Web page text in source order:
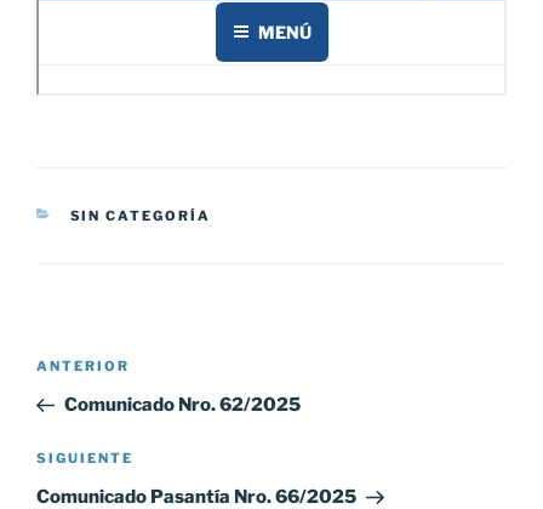
CATEGORÍAS
SIN CATEGORÍA
Navegación
entradas
Entrada
anterior:
ANTERIOR
Comunicado Nro. 62/2025
Siguiente
entrada
SIGUIENTE
Comunicado Pasantía Nro. 66/2025